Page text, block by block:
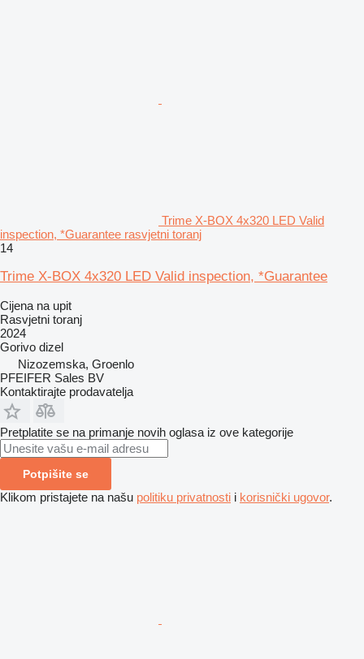
Trime X-BOX 4x320 LED Valid
inspection, *Guarantee rasvjetni toranj
14
Trime X-BOX 4x320 LED Valid inspection, *Guarantee
Cijena na upit
Rasvjetni toranj
2024
Gorivo dizel
Nizozemska, Groenlo
PFEIFER Sales BV
Kontaktirajte prodavatelja
Pretplatite se na primanje novih oglasa iz ove kategorije
Potpišite se
Klikom pristajete na našu politiku privatnosti i korisnički ugovor.